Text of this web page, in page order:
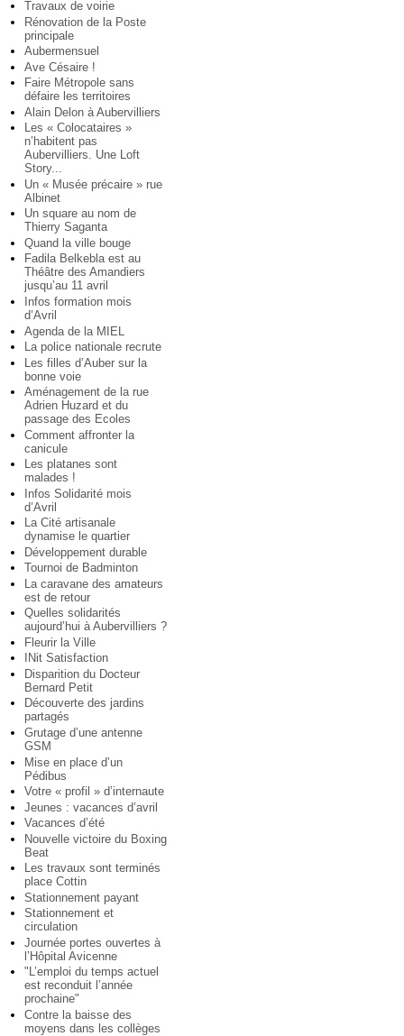
Travaux de voirie
Rénovation de la Poste
principale
Aubermensuel
Ave Césaire !
Faire Métropole sans
défaire les territoires
Alain Delon à Aubervilliers
Les « Colocataires »
n’habitent pas
Aubervilliers. Une Loft
Story...
Un « Musée précaire » rue
Albinet
Un square au nom de
Thierry Saganta
Quand la ville bouge
Fadila Belkebla est au
Théâtre des Amandiers
jusqu’au 11 avril
Infos formation mois
d’Avril
Agenda de la MIEL
La police nationale recrute
Les filles d’Auber sur la
bonne voie
Aménagement de la rue
Adrien Huzard et du
passage des Ecoles
Comment affronter la
canicule
Les platanes sont
malades !
Infos Solidarité mois
d’Avril
La Cité artisanale
dynamise le quartier
Développement durable
Tournoi de Badminton
La caravane des amateurs
est de retour
Quelles solidarités
aujourd’hui à Aubervilliers ?
Fleurir la Ville
INit Satisfaction
Disparition du Docteur
Bernard Petit
Découverte des jardins
partagés
Grutage d’une antenne
GSM
Mise en place d’un
Pédibus
Votre « profil » d’internaute
Jeunes : vacances d’avril
Vacances d’été
Nouvelle victoire du Boxing
Beat
Les travaux sont terminés
place Cottin
Stationnement payant
Stationnement et
circulation
Journée portes ouvertes à
l’Hôpital Avicenne
"L’emploi du temps actuel
est reconduit l’année
prochaine"
Contre la baisse des
moyens dans les collèges